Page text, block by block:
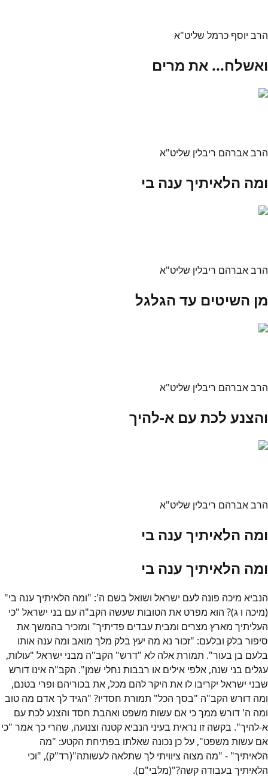
הרב יוסף כרמל שליט"א
ואשלח... את מרים
הרב אברהם ריבלין שליט"א
ומה הלאיתיך ענה בי
הרב אברהם ריבלין שליט"א
מן השיטים עד הגלגל
הרב אברהם ריבלין שליט"א
והצנע לכת עם א-להיך
הרב אברהם ריבלין שליט"א
ומה הלאיתיך ענה בי
ומה הלאיתיך ענה בי
הנביא מיכה פונה לעם ישראל ושואל בשם ה': "ומה הלאיתיך ענה בי"
(מיכה ו ג)? הוא מפרט את הטובות שעשה הקב"ה עם בני ישראל "כי
העליתיך מארץ מצרים ומבית עבדים פדיתיך" ומזכיר בהמשך את
סיפור בלק ובלעם: "זכור נא מה יעץ בלק מלך מואב ומה ענה אותו
בלעם בן בעור". תמורת אלה לא "דרש" הקב"ה מבני ישראל "עולות,
עגלים בני שנה, אלפי אילים או רבבות נחלי שמן". הקב"ה אינו דורש
שבני ישראל יקריבו לו את היקר להם מכל, את בכוריהם ופרי בטנם,
ומה דורש הקב"ה "בסך הכל" תמורת חסדיו? "הגיד לך אדם מה טוב
ומה ה' דורש ממך כי אם עשות משפט ואהבת חסד והצנע לכת עם
א-להיך". בקשה זו נראית בעיני הנביא קטנה וצנועה, שהרי כך אמר "כי
אם עשות משפט", על כן נכונה שאלתו בפתיחת הקטע: "מה
הלאיתיך" - "מה מצוה ציוויתי לך שתלאה לעשותה"(רד"ק), "וכי
הלאיתיך בעבודה קשה?"(מלבי"ם).